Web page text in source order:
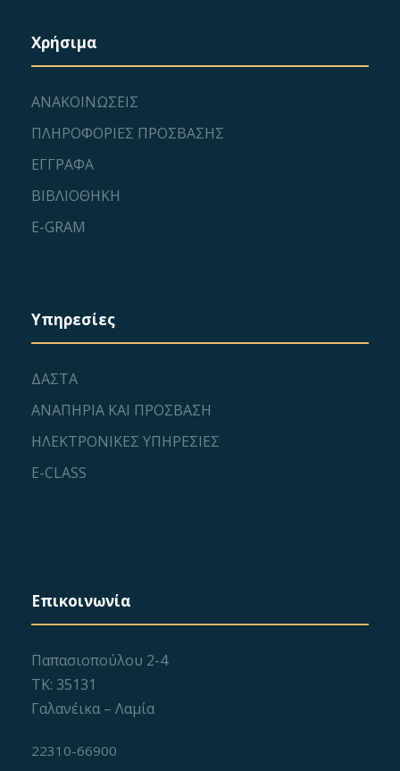
Χρήσιμα
ΑΝΑΚΟΙΝΩΣΕΙΣ
ΠΛΗΡΟΦΟΡΙΕΣ ΠΡΟΣΒΑΣΗΣ
ΕΓΓΡΑΦΑ
ΒΙΒΛΙΟΘΗΚΗ
E-GRAM
Υπηρεσίες
ΔΑΣΤΑ
ΑΝΑΠΗΡΙΑ ΚΑΙ ΠΡΟΣΒΑΣΗ
ΗΛΕΚΤΡΟΝΙΚΕΣ ΥΠΗΡΕΣΙΕΣ
E-CLASS
Επικοινωνία
Παπασιοπούλου 2-4
ΤΚ: 35131
Γαλανέικα – Λαμία
22310-66900